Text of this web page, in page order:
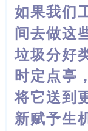
如果我们
间去做这
垃圾分好
时定点亭
将它送到
新赋予生